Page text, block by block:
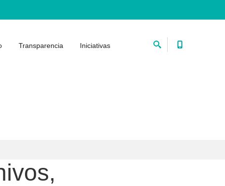
Transparencia Iniciativas